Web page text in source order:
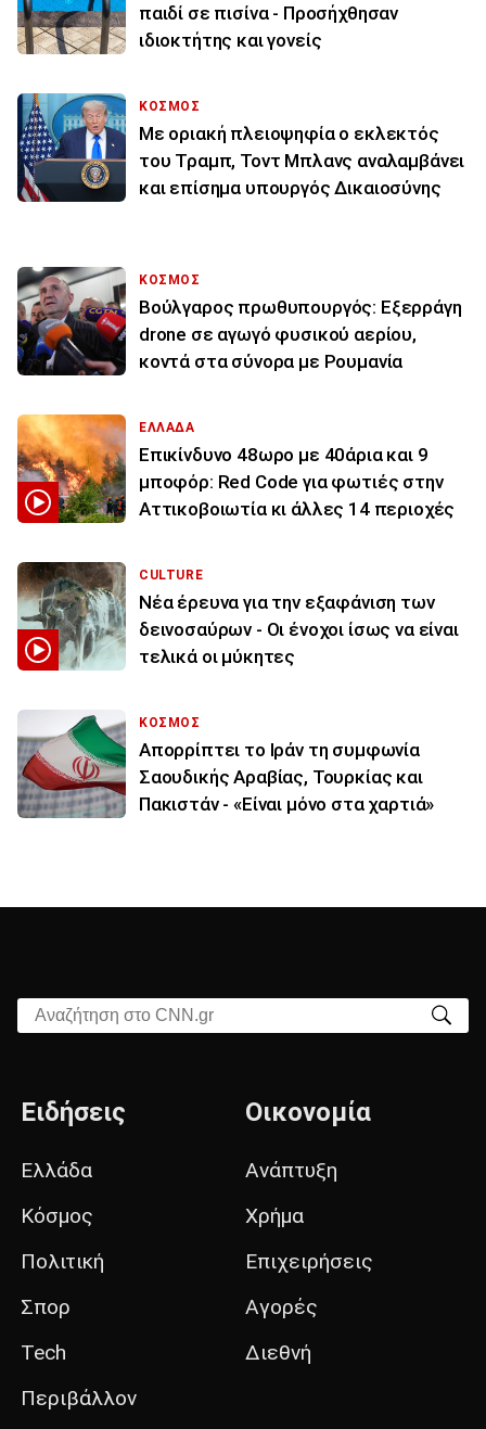
παιδί σε πισίνα - Προσήχθησαν
ιδιοκτήτης και γονείς
ΚΟΣΜΟΣ
Με οριακή πλειοψηφία ο εκλεκτός
του Τραμπ, Τοντ Μπλανς αναλαμβάνει
και επίσημα υπουργός Δικαιοσύνης
ΚΟΣΜΟΣ
Βούλγαρος πρωθυπουργός: Εξερράγη
drone σε αγωγό φυσικού αερίου,
κοντά στα σύνορα με Ρουμανία
ΕΛΛΑΔΑ
Επικίνδυνο 48ωρο με 40άρια και 9
μποφόρ: Red Code για φωτιές στην
Αττικοβοιωτία κι άλλες 14 περιοχές
CULTURE
Νέα έρευνα για την εξαφάνιση των
δεινοσαύρων - Οι ένοχοι ίσως να είναι
τελικά οι μύκητες
ΚΟΣΜΟΣ
Απορρίπτει το Ιράν τη συμφωνία
Σαουδικής Αραβίας, Τουρκίας και
Πακιστάν - «Είναι μόνο στα χαρτιά»
Αναζήτηση στο CNN.gr
Ειδήσεις
Ελλάδα
Κόσμος
Πολιτική
Σπορ
Tech
Περιβάλλον
Οικονομία
Ανάπτυξη
Χρήμα
Επιχειρήσεις
Αγορές
Διεθνή